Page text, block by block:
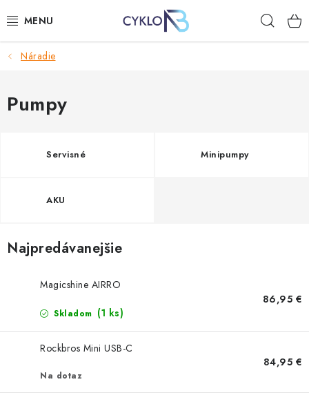
na
E-BIKE
BICYKLE
NÁHRADNÉ DIELY
TRETRY
TABUĽKA VEĽKOSTÍ BICYKLOV
KONTAKT A OTVÁRACIE HODINY
Náradie
Pumpy
Servisné Minipumpy
AKU
Najpredávanejšie
Magicshine AIRRO
Skladom (1 ks)
86,95 €
Rockbros Mini USB-C
Na dotaz
84,95 €